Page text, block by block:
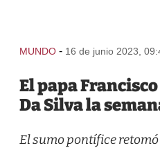
MUNDO - 16 de junio 2023,
El papa
Da Silva la
El sumo pontífice